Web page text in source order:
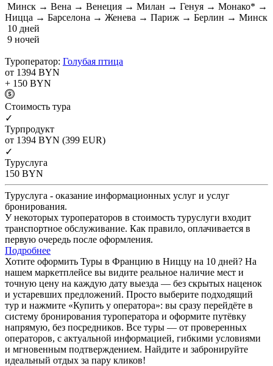
Минск → Вена → Венеция → Милан → Генуя → Монако* →
Ницца → Барселона → Женева → Париж → Берлин → Минск
10 дней
9 ночей
Туроператор: Голубая птица
от 1394 BYN
+ 150 BYN
Cтоимость тура
✓
Турпродукт
от 1394 BYN (399 EUR)
✓
Туруслуга
150 BYN
Туруслуга - оказание информационных услуг и услуг
бронирования.
У некоторых туроператоров в стоимость туруслуги входит
транспортное обслуживание. Как правило, оплачивается в
первую очередь после оформления.
Подробнее
Хотите оформить Туры в Францию в Ниццу на 10 дней? На
нашем маркетплейсе вы видите реальное наличие мест и
точную цену на каждую дату выезда — без скрытых наценок
и устаревших предложений. Просто выберите подходящий
тур и нажмите «Купить у оператора»: вы сразу перейдёте в
систему бронирования туроператора и оформите путёвку
напрямую, без посредников. Все туры — от проверенных
операторов, с актуальной информацией, гибкими условиями
и мгновенным подтверждением. Найдите и забронируйте
идеальный отдых за пару кликов!